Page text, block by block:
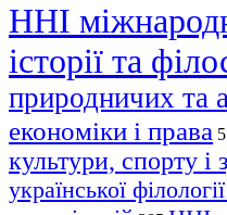
ННІ
історії та
природничих та
економіки і права
культури, спорту і
української